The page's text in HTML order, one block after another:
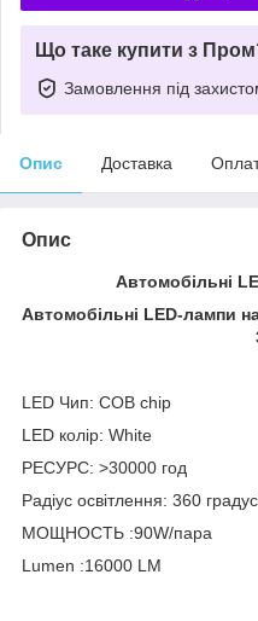
Що таке купити з
Замовлення під
Опис Доставка
Опис
Автомобільні
Автомобільні LED-лампи
LED Чип: COB chip
LED колір: White
РЕСУРС: >30000 год
Радіус освітлення: 360
МОЩНОСТЬ :90W/пара
Lumen :16000 LM